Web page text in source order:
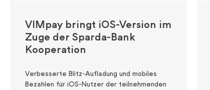
VIMpay bringt iOS-Version im
Zuge der Sparda-Bank
Kooperation
Verbesserte Blitz-Aufladung und mobiles
Bezahlen für iOS-Nutzer der teilnehmenden